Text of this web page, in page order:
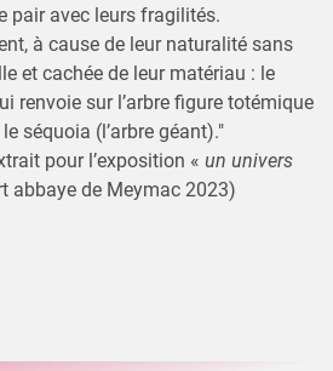
pair avec leurs fragilités.
à cause de leur naturalité sans
et cachée de leur matériau : le
renvoie sur l’arbre figure totémique
séquoia (l’arbre géant)."
pour l’exposition « un univers
abbaye de Meymac 2023)